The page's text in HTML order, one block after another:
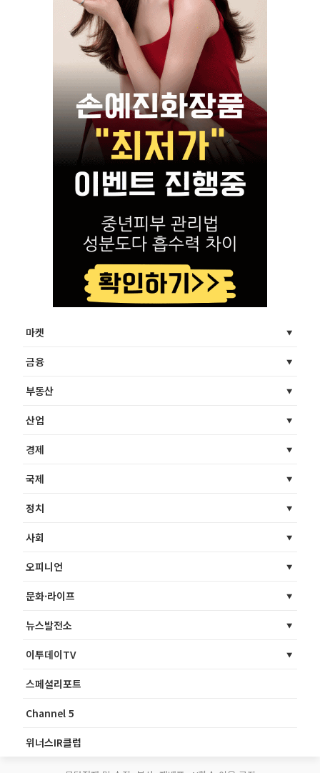
마켓
금융
부동산
산업
경제
국제
정치
사회
오피니언
문화·라이프
뉴스발전소
이투데이TV
스페셜리포트
Channel 5
위너스IR클럽